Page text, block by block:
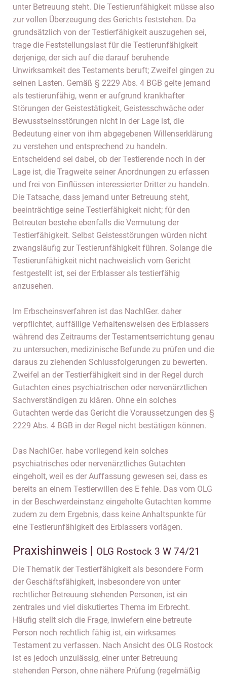
unter Betreuung steht. Die Testierunfähigkeit müsse also
zur vollen Überzeugung des Gerichts feststehen. Da
grundsätzlich von der Testierfähigkeit auszugehen sei,
trage die Feststellungslast für die Testierunfähigkeit
derjenige, der sich auf die darauf beruhende
Unwirksamkeit des Testaments beruft; Zweifel gingen zu
seinen Lasten. Gemäß § 2229 Abs. 4 BGB gelte jemand
als testierunfähig, wenn er aufgrund krankhafter
Störungen der Geistestätigkeit, Geistesschwäche oder
Bewusstseinsstörungen nicht in der Lage ist, die
Bedeutung einer von ihm abgegebenen Willenserklärung
zu verstehen und entsprechend zu handeln.
Entscheidend sei dabei, ob der Testierende noch in der
Lage ist, die Tragweite seiner Anordnungen zu erfassen
und frei von Einflüssen interessierter Dritter zu handeln.
Die Tatsache, dass jemand unter Betreuung steht,
beeinträchtige seine Testierfähigkeit nicht; für den
Betreuten bestehe ebenfalls die Vermutung der
Testierfähigkeit. Selbst Geistesstörungen würden nicht
zwangsläufig zur Testierunfähigkeit führen. Solange die
Testierunfähigkeit nicht nachweislich vom Gericht
festgestellt ist, sei der Erblasser als testierfähig
anzusehen.
Im Erbscheinsverfahren ist das NachlGer. daher
verpflichtet, auffällige Verhaltensweisen des Erblassers
während des Zeitraums der Testamentserrichtung genau
zu untersuchen, medizinische Befunde zu prüfen und die
daraus zu ziehenden Schlussfolgerungen zu bewerten.
Zweifel an der Testierfähigkeit sind in der Regel durch
Gutachten eines psychiatrischen oder nervenärztlichen
Sachverständigen zu klären. Ohne ein solches
Gutachten werde das Gericht die Voraussetzungen des §
2229 Abs. 4 BGB in der Regel nicht bestätigen können.
Das NachlGer. habe vorliegend kein solches
psychiatrisches oder nervenärztliches Gutachten
eingeholt, weil es der Auffassung gewesen sei, dass es
bereits an einem Testierwillen des E fehle. Das vom OLG
in der Beschwerdeinstanz eingeholte Gutachten komme
zudem zu dem Ergebnis, dass keine Anhaltspunkte für
eine Testierunfähigkeit des Erblassers vorlägen.
Praxishinweis | OLG Rostock 3 W 74/21
Die Thematik der Testierfähigkeit als besondere Form
der Geschäftsfähigkeit, insbesondere von unter
rechtlicher Betreuung stehenden Personen, ist ein
zentrales und viel diskutiertes Thema im Erbrecht.
Häufig stellt sich die Frage, inwiefern eine betreute
Person noch rechtlich fähig ist, ein wirksames
Testament zu verfassen. Nach Ansicht des OLG Rostock
ist es jedoch unzulässig, einer unter Betreuung
stehenden Person, ohne nähere Prüfung (regelmäßig